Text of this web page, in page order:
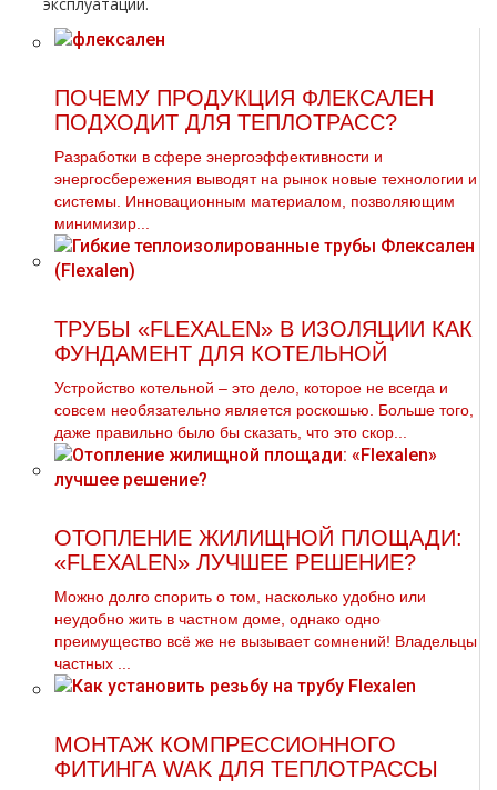
ПОЧЕМУ ПРОДУКЦИЯ ФЛЕКСАЛЕН
ПОДХОДИТ ДЛЯ ТЕПЛОТРАСС?
Разработки в сфере энергоэффективности и
энергосбережения выводят на рынок новые технологии и
системы. Инновационным материалом, позволяющим
минимизир...
ТРУБЫ «FLEXALEN» В ИЗОЛЯЦИИ КАК
ФУНДАМЕНТ ДЛЯ КОТЕЛЬНОЙ
Устройство котельной – это дело, которое не всегда и
совсем необязательно является роскошью. Больше того,
даже правильно было бы сказать, что это скор...
ОТОПЛЕНИЕ ЖИЛИЩНОЙ ПЛОЩАДИ:
«FLEXALEN» ЛУЧШЕЕ РЕШЕНИЕ?
Можно долго спорить о том, насколько удобно или
неудобно жить в частном доме, однако одно
преимущество всё же не вызывает сомнений! Владельцы
частных ...
МОНТАЖ КОМПРЕССИОННОГО
ФИТИНГА WAK ДЛЯ ТЕПЛОТРАССЫ